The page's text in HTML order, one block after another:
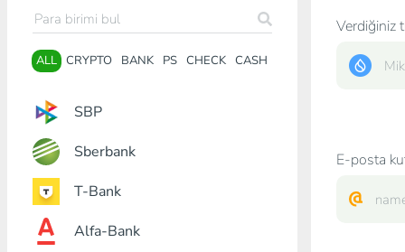
ALL CRYPTO BANK PS CHECK CASH
SBP
Sberbank
T-Bank
Alfa-Bank
Verdiğiniz
E-posta